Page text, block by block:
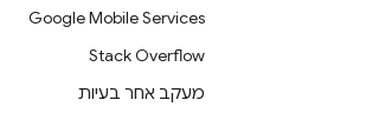
Google Mobile Services
Stack Overflow
מעקב אחר בעיות